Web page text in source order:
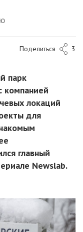
Поделиться 3
парк
компанией
локаций
для
главный
Newslab.